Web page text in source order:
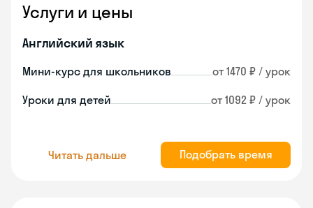
Услуги и цены
Английский язык
Мини-курс для школьников от 1470 ₽ / урок
Уроки для детей от 1092 ₽ / урок
Читать дальше Подобрать время